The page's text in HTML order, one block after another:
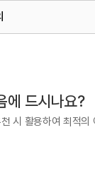
에 드시나요?
시 활용하여 최적의